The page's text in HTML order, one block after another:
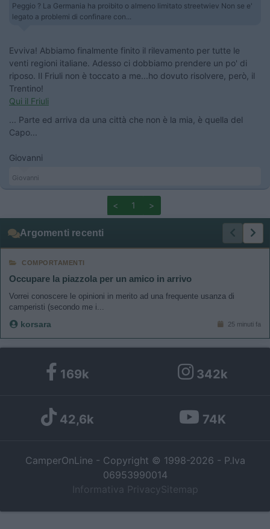
Peggio ? La Germania ha proibito o almeno limitato streetwiev Non se e'
legato a problemi di confinare con...
Evviva! Abbiamo finalmente finito il rilevamento per tutte le
venti regioni italiane. Adesso ci dobbiamo prendere un po' di
riposo. Il Friuli non è toccato a me...ho dovuto risolvere, però, il
Trentino!
Qui il Friuli
... Parte ed arriva da una città che non è la mia, è quella del
Capo...
Giovanni
Giovanni
< 1 >
Argomenti recenti
COMPORTAMENTI
Occupare la piazzola per un amico in arrivo
Vorrei conoscere le opinioni in merito ad una frequente usanza di
camperisti (secondo me i...
korsara 25 minuti fa
169k 342k
42,6k 74K
CamperOnLine - Copyright © 1998-2026 - P.Iva
06953990014
Informativa Privacy Sitemap